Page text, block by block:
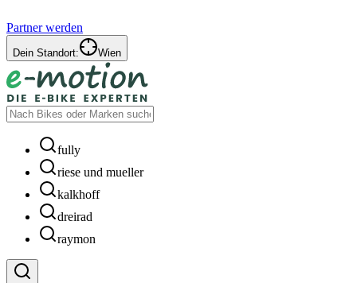
Partner werden
Dein Standort: Wien
fully
riese und mueller
kalkhoff
dreirad
raymon